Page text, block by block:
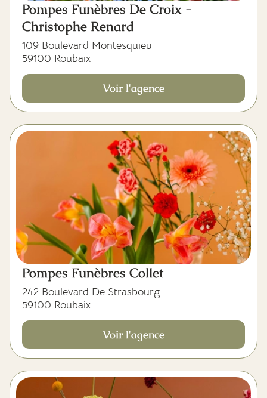
Pompes Funèbres De Croix -
Christophe Renard
109 Boulevard Montesquieu
59100 Roubaix
Voir l'agence
Pompes Funèbres Collet
242 Boulevard De Strasbourg
59100 Roubaix
Voir l'agence